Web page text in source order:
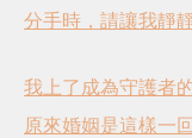
分手時，請讓我靜
我上了成為守護者
原來婚姻是這樣一